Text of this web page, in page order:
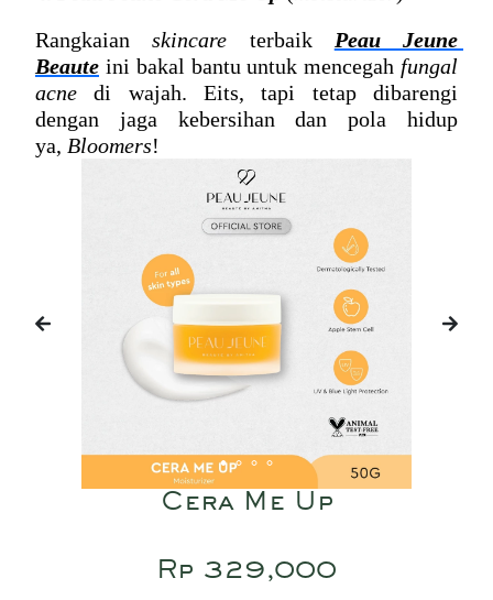
Rangkaian skincare terbaik Peau Jeune
Beaute ini bakal bantu untuk mencegah fungal
acne di wajah. Eits, tapi tetap dibarengi
dengan jaga kebersihan dan pola hidup
ya, Bloomers!
Cera Me Up
Rp 329,000